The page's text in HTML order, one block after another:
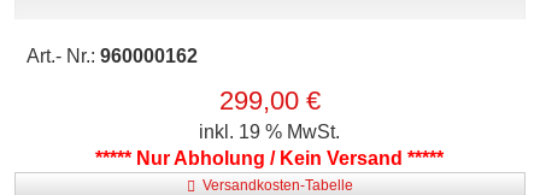
Art.- Nr.: 960000162
299,00 €
inkl. 19 % MwSt.
***** Nur Abholung / Kein Versand *****
Versandkosten-Tabelle